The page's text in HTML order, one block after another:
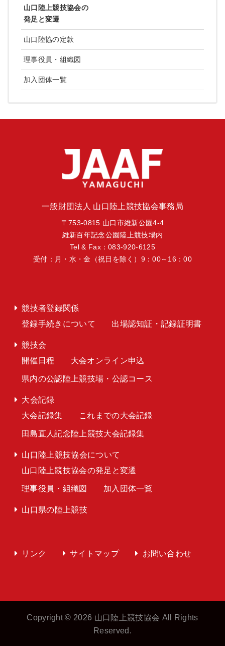
山口陸上競技協会の
発足と変遷
山口陸協の定款
理事役員・組織図
加入団体一覧
一般財団法人 山口陸上競技協会事務局
〒753-0815 山口市維新公園4-4
維新百年記念公園陸上競技場内
Tel & Fax：083-920-6125
受付：月・水・金（祝日を除く）9：00～16：00
競技者登録関係
登録手続きについて
出場認知証・記録証明書
競技会
開催日程
大会オンライン申込
県内の公認陸上競技場・公認コース
大会記録
大会記録集
これまでの大会記録
田島直人記念陸上競技大会記録集
山口陸上競技協会について
山口陸上競技協会の発足と変遷
理事役員・組織図 加入団体一覧
山口県の陸上競技
リンク サイトマップ お問い合わせ
Copyright © 2026 山口陸上競技協会 All Rights
Reserved.